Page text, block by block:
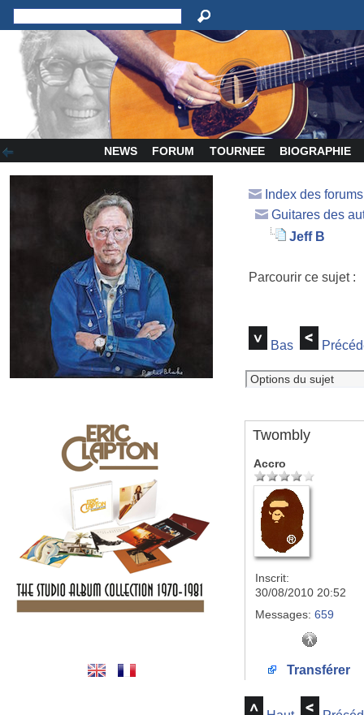
NEWS FORUM TOURNEE BIOGRAPHIE
Index des
Guitares des
Jeff B
Parcourir ce sujet
Bas
Twombly
Accro
Inscrit:
30/08/2010 20:52
Messages: 659
Transférer